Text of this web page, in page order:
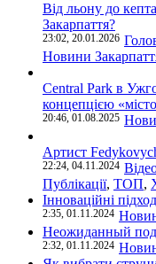
Від льону до
Закарпаття?
23:02, 20.01.2026
Новини
Central Park в
концепцією «місто
20:46, 01.08.2025
Артист
22:24, 04.11.2024
Публікації, ТОП,
Інноваційні
2:35, 01.11.2024
Неожиданный
2:32, 01.11.2024